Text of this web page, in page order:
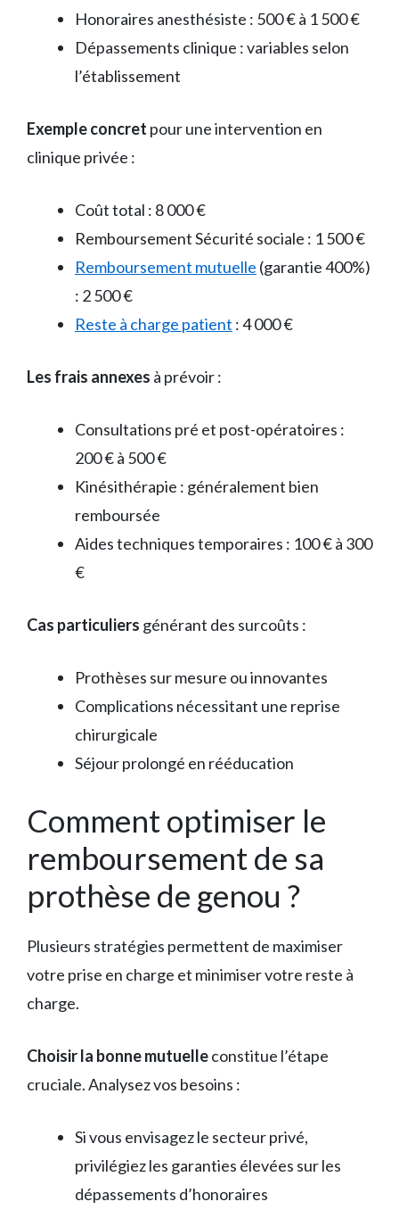
Honoraires anesthésiste : 500 € à 1 500 €
Dépassements clinique : variables selon
l’établissement
Exemple concret pour une intervention en
clinique privée :
Coût total : 8 000 €
Remboursement Sécurité sociale : 1 500 €
Remboursement mutuelle (garantie 400%)
: 2 500 €
Reste à charge patient : 4 000 €
Les frais annexes à prévoir :
Consultations pré et post-opératoires :
200 € à 500 €
Kinésithérapie : généralement bien
remboursée
Aides techniques temporaires : 100 € à 300
€
Cas particuliers générant des surcoûts :
Prothèses sur mesure ou innovantes
Complications nécessitant une reprise
chirurgicale
Séjour prolongé en rééducation
Comment optimiser le
remboursement de sa
prothèse de genou ?
Plusieurs stratégies permettent de maximiser
votre prise en charge et minimiser votre reste à
charge.
Choisir la bonne mutuelleconstitue l’étape
cruciale. Analysez vos besoins :
Si vous envisagez le secteur privé,
privilégiez les garanties élevées sur les
dépassements d’honoraires